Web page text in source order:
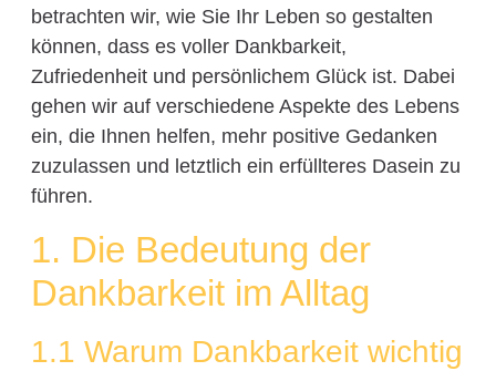
betrachten wir, wie Sie Ihr Leben so gestalten
können, dass es voller Dankbarkeit,
Zufriedenheit und persönlichem Glück ist. Dabei
gehen wir auf verschiedene Aspekte des Lebens
ein, die Ihnen helfen, mehr positive Gedanken
zuzulassen und letztlich ein erfüllteres Dasein zu
führen.
1. Die Bedeutung der
Dankbarkeit im Alltag
1.1 Warum Dankbarkeit wichtig